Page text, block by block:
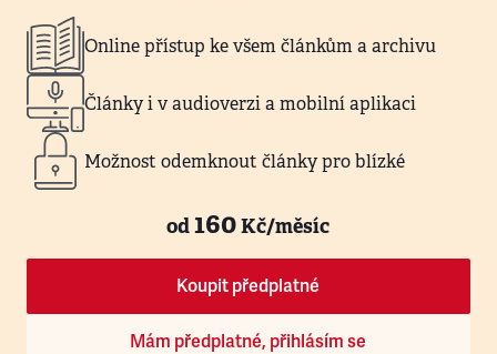
Online přístup ke všem článkům a archivu
Články i v audioverzi a mobilní aplikaci
Možnost odemknout články pro blízké
od160Kč/měsíc
Koupit předplatné
Mám předplatné, přihlásím se